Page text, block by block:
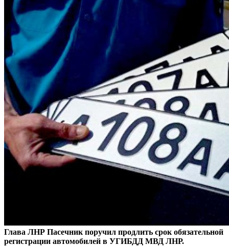
Глава ЛНР Пасечник поручил продлить срок обязательной
регистрации автомобилей в УГИБДД МВД ЛНР.